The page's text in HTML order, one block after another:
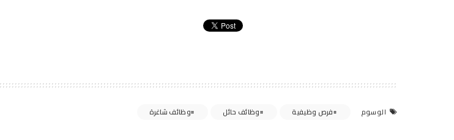
الوسوم فرص وظيفية وظائف حائل وظائف شاغرة